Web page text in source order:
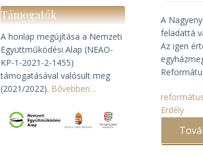
Támogatók
A honlap megújítása a Nemzeti
Együttműködési Alap (NEAO-
KP-1-2021-2-1455)
támogatásával valósult meg
(2021/2022). Bővebben…
A
feladattá
Az igen
református
Erdély